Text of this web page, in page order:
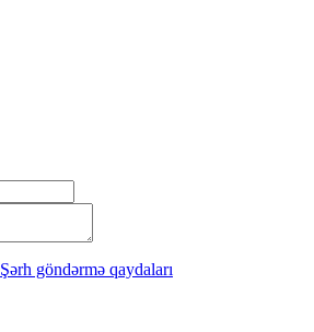
Şərh göndərmə qaydaları